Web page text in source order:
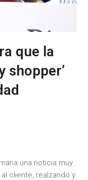
que la
shopper’
una noticia muy
cliente, realzando y